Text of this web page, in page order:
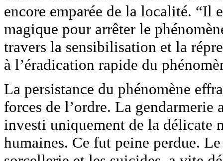
encore emparée de la localité.
magique pour arrêter le
travers la sensibilisation et la
à l’éradication rapide du
La persistance du phénomène
forces de l’ordre. La gendarmerie
investi uniquement de la délicate
humaines. Ce fut peine perdue.